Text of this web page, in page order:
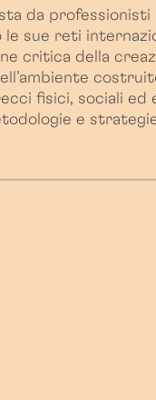
da professionisti
le sue reti
critica della
fisici, sociali ed
e